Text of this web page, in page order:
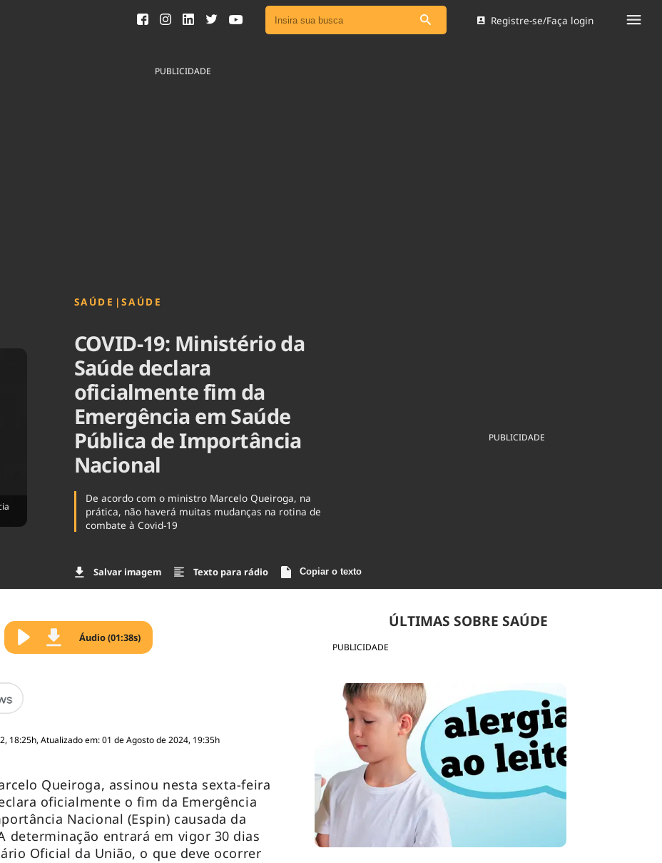
Ver todas as notícias
Brasil
Registre-se/Faça login
PUBLICIDADE
SAÚDE |SAÚDE
COVID-19: Ministério da
Saúde declara
oficialmente fim da
Emergência em Saúde
Pública de Importância
Nacional
De acordo com o ministro Marcelo Queiroga, na
prática, não haverá muitas mudanças na rotina de
combate à Covid-19
Salvar imagem Texto para rádio Copiar o texto
PUBLICIDADE
PUBLICIDADE
ÚLTIMAS SOBRE SAÚDE
Áudio (01:38s)
18:25h, Atualizado em: 01 de Agosto de 2024, 19:35h
Queiroga, assinou nesta sexta-feira
oficialmente o fim da Emergência
Nacional (Espin) causada da
determinação entrará em vigor 30 dias
Oficial da União, o que deve ocorrer